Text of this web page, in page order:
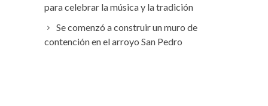
para celebrar la música y la tradición
Se comenzó a construir un muro de
contención en el arroyo San Pedro